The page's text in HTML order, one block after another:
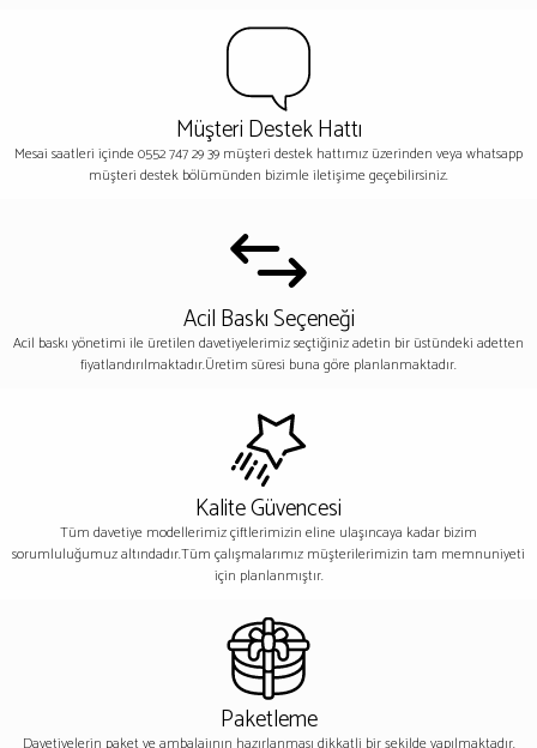
Müşteri Destek Hattı
Mesai saatleri içinde 0552 747 29 39 müşteri destek hattımız üzerinden veya whatsapp
müşteri destek bölümünden bizimle iletişime geçebilirsiniz.
Acil Baskı Seçeneği
Acil baskı yönetimi ile üretilen davetiyelerimiz seçtiğiniz adetin bir üstündeki adetten
fiyatlandırılmaktadır.Üretim süresi buna göre planlanmaktadır.
Kalite Güvencesi
Tüm davetiye modellerimiz çiftlerimizin eline ulaşıncaya kadar bizim
sorumluluğumuz altındadır.Tüm çalışmalarımız müşterilerimizin tam memnuniyeti
için planlanmıştır.
Paketleme